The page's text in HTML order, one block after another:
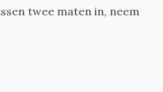
twee maten in, neem